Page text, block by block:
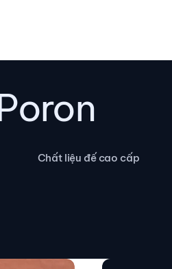
Chất liệu đế cao cấp